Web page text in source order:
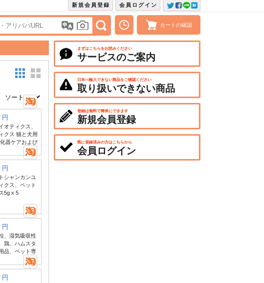
会員ログイン
新規会員登録
カートの確認
円
オティクス、
クス 猫と犬用
器ケアおよび
円
シャンカンユ
クス、ペット
5g x 5
円
、湿気吸収性
鶏、ハムスタ
品、ペット専
円
まずはこちらをお読みください
サービスのご案内
日本へ輸入できない商品をご確認ください
取り扱いできない商品
登録は無料で簡単にできます
新規会員登録
既に登録済みの方はこちらから
会員ログイン